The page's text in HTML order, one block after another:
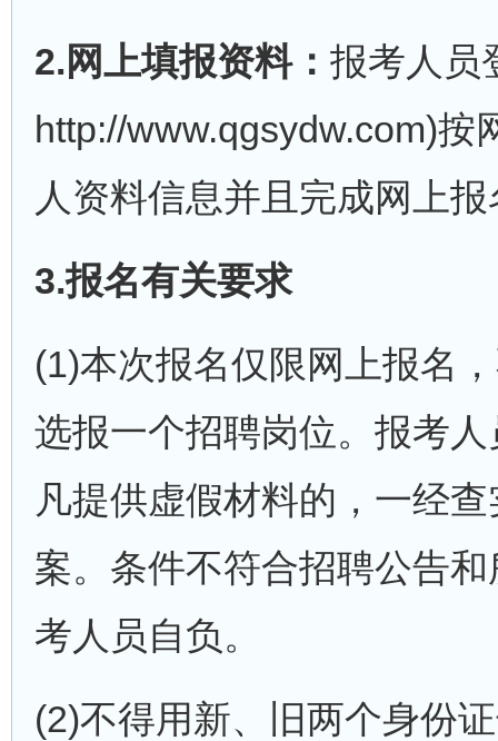
2.网上填报资料： 报考人员
http://www.qgsydw.com)
人资料信息并且完成网上
3.报名有关要求
(1)本次报名仅限网上报名
选报一个招聘岗位。报考
凡提供虚假材料的，一经
案。条件不符合招聘公告
考人员自负。
(2)不得用新、旧两个身份